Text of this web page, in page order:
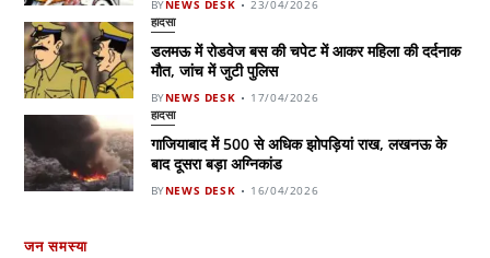
BYNEWS DESK 23/04/2026
हादसा
डलमऊ में रोडवेज बस की चपेट में आकर महिला की दर्दनाक
मौत, जांच में जुटी पुलिस
BYNEWS DESK 17/04/2026
हादसा
गाजियाबाद में 500 से अधिक झोपड़ियां राख, लखनऊ के
बाद दूसरा बड़ा अग्निकांड
BYNEWS DESK 16/04/2026
जन समस्या